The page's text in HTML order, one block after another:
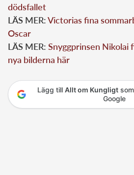
dödsfallet
LÄS MER:Victorias fina
Oscar
LÄS MER: Snyggprinsen Nikolai
nya bilderna här
Lägg till Allt om Kungligtsom
Google